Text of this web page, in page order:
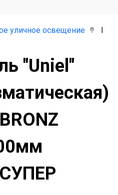
уличное освещение
"Uniel"